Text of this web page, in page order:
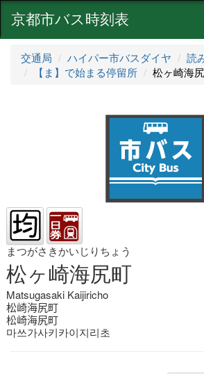
京都市バス時刻表
交通局 ハイパー市バスダイヤ
読
【ま】で始まる停留所
松ヶ崎海
まつがさきかいじりちょう
松ヶ崎海尻町
Matsugasaki Kaijiricho
松崎海尻町
松崎海尻町
마쓰가사키카이지리초